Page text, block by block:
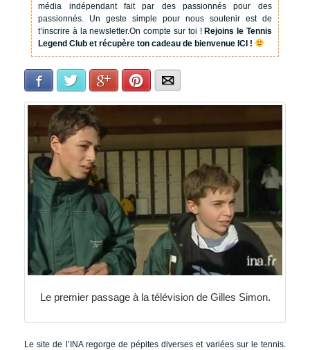
média indépendant fait par des passionnés pour des
passionnés. Un geste simple pour nous soutenir est de
t’inscrire à la newsletter.On compte sur toi !Rejoins le Tennis
Legend Club et récupère ton cadeau de bienvenue ICI !
Facebook Twitter Google+Pinterest
Le premier passage à la télévision de Gilles Simon.
Le site de l’INA regorge de pépites diverses et variées sur le tennis.